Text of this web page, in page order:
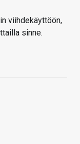
viihdekäyttöön,
sinne.